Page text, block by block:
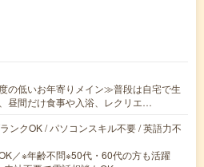
の低いお年寄りメイン≫普段は自宅で生
昼間だけ食事や入浴、レクリエ…
ンクOK / パソコンスキル不要 / 英語力不
／※年齢不問※50代・60代の方も活躍